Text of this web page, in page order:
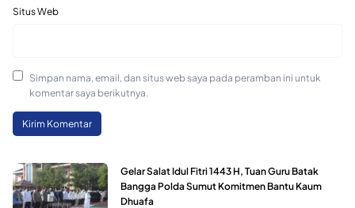
Situs Web
Simpan nama, email, dan situs web saya pada peramban ini untuk
komentar saya berikutnya.
Gelar Salat Idul Fitri 1443 H, Tuan Guru Batak
Bangga Polda Sumut Komitmen Bantu Kaum
Dhuafa